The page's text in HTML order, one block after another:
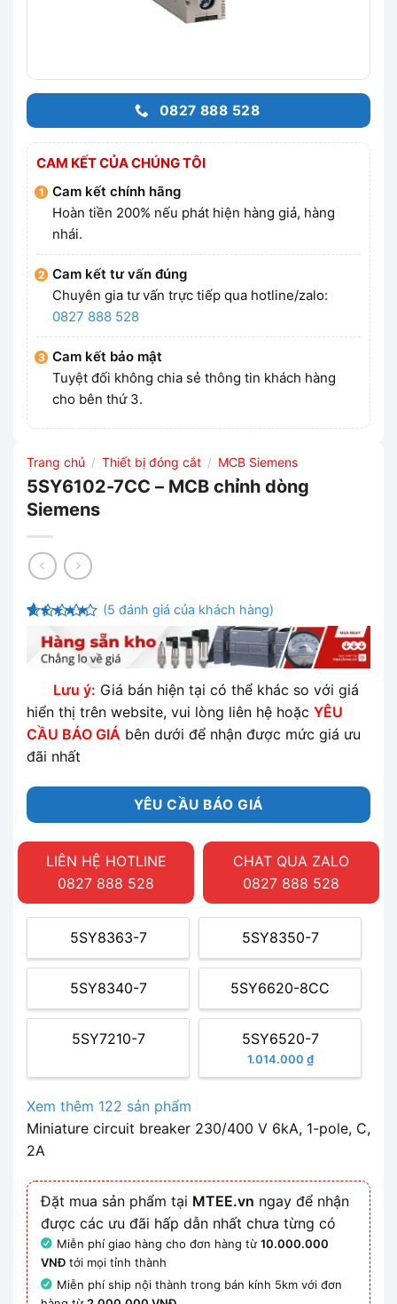
0827 888 528
CAM KẾT CỦA CHÚNG TÔI
Cam kết chính hãng
Hoàn tiền 200% nếu phát hiện hàng giả, hàng
nhái.
Cam kết tư vấn đúng
Chuyên gia tư vấn trực tiếp qua hotline/zalo:
0827 888 528
Cam kết bảo mật
Tuyệt đối không chia sẻ thông tin khách hàng
cho bên thứ 3.
Trang chủ / Thiết bị đóng cắt / MCB Siemens
5SY6102-7CC – MCB chỉnh dòng
Siemens
trên 5
dựa trên
đánh giá
(5 đánh giá của khách hàng)
Lưu ý: Giá bán hiện tại có thể khác so với giá
hiển thị trên website, vui lòng liên hệ hoặc YÊU
CẦU BÁO GIÁ bên dưới để nhận được mức giá ưu
đãi nhất
YÊU CẦU BÁO GIÁ
LIÊN HỆ HOTLINE
0827 888 528
CHAT QUA ZALO
0827 888 528
5SY8363-7 5SY8350-7
5SY8340-7 5SY6620-8CC
5SY7210-7 5SY6520-7
1.014.000 ₫
Xem thêm 122 sản phẩm
Miniature circuit breaker 230/400 V 6kA, 1-pole, C,
2A
Đặt mua sản phẩm tại MTEE.vn ngay để nhận
được các ưu đãi hấp dẫn nhất chưa từng có
Miễn phí giao hàng cho đơn hàng từ10.000.000
VNĐ tới mọi tỉnh thành
Miễn phí ship nội thành trong bán kính 5km với đơn